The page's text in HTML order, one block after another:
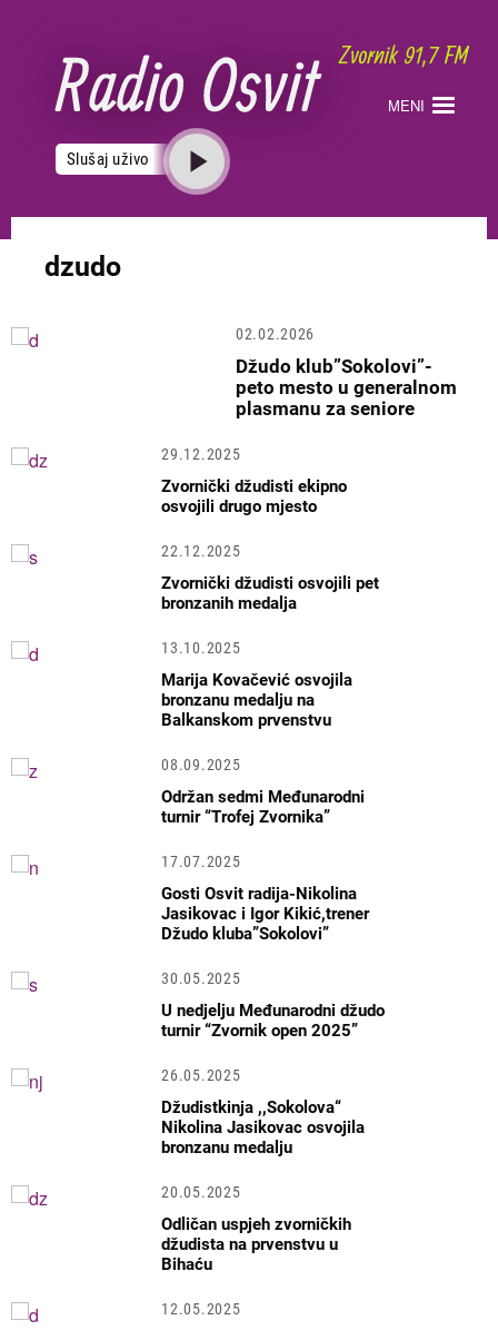
sadržaj
MENI
Slušaj uživo
dzudo
02.02.2026
Džudo klub”Sokolovi”-
peto mesto u generalnom
plasmanu za seniore
29.12.2025
Zvornički džudisti ekipno
osvojili drugo mjesto
22.12.2025
Zvornički džudisti osvojili pet
bronzanih medalja
13.10.2025
Marija Kovačević osvojila
bronzanu medalju na
Balkanskom prvenstvu
08.09.2025
Održan sedmi Međunarodni
turnir “Trofej Zvornika”
17.07.2025
Gosti Osvit radija-Nikolina
Jasikovac i Igor Kikić,trener
Džudo kluba”Sokolovi”
30.05.2025
U nedjelju Međunarodni džudo
turnir “Zvornik open 2025”
26.05.2025
Džudistkinja ,,Sokolova“
Nikolina Jasikovac osvojila
bronzanu medalju
20.05.2025
Odličan uspjeh zvorničkih
džudista na prvenstvu u
Bihaću
12.05.2025